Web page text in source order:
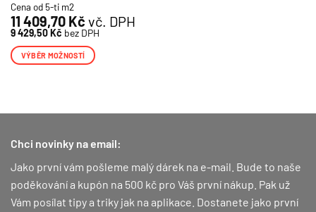
Cena od 5-ti m2
11 409,70 Kč vč. DPH
9 429,50Kč bez DPH
VÝBĚR MOŽNOSTÍ
více
Možnosti
vybrat
na
stránce
Chci novinky na email:
Jako první vám pošleme malý dárek na e-mail. Bude to naše
poděkování a kupón na 500 kč pro Váš první nákup. Pak už
Vám posílat tipy a triky jak na aplikace. Dostanete jako první